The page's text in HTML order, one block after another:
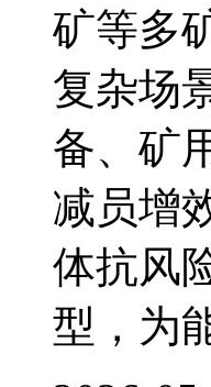
矿等多
复杂场
备、矿
减员增
体抗风
型，为